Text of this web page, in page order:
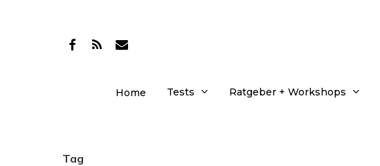
facebook
RSS email
Home Tests Ratgeber + Workshops
Tag